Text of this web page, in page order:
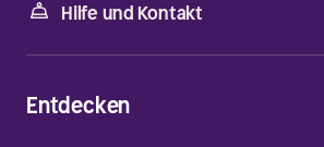
Hilfe und Kontakt
Entdecken